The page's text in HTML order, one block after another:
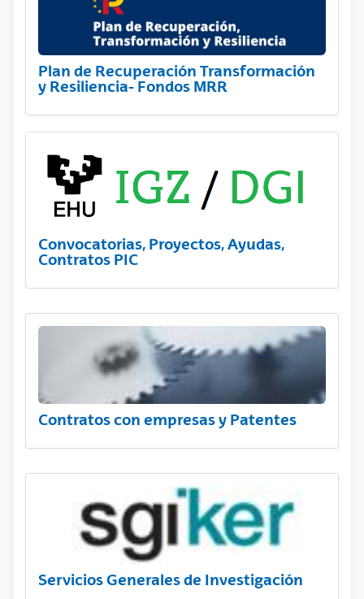
Plan de Recuperación Transformación
y Resiliencia- Fondos MRR
Convocatorias, Proyectos, Ayudas,
Contratos PIC
Contratos con empresas y Patentes
Servicios Generales de Investigación